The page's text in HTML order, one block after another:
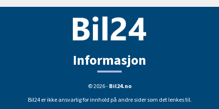
Informasjon
© 2026 -Bil24.no
Bil24 er ikke ansvarlig for innhold på andre sider som det lenkes til.